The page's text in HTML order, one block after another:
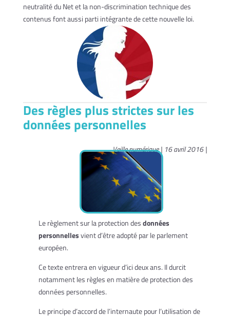
neutralité du Net et la non-discrimination technique des
contenus font aussi parti intégrante de cette nouvelle loi.
Des règles plus strictes sur les
données personnelles
Veille numérique | 16 avril 2016 |
Le règlement sur la protection desdonnées
personnellesvient d’être adopté par le parlement
européen.
Ce texte entrera en vigueur d’ici deux ans. Il durcit
notamment les règles en matière de protection des
données personnelles.
Le principe d’accord de l’internaute pour l’utilisation de